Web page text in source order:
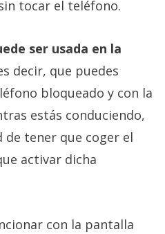
tocar el teléfono.
ser usada en la
decir, que puedes
bloqueado y con la
estás conduciendo,
de tener que coger el
activar dicha
con la pantalla